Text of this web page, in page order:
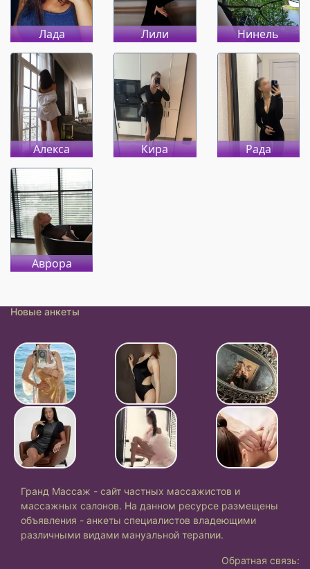
Лада Лили Нинель
Алекса Кира Рада
Аврора
Новые анкеты
Гранд Массаж - сайт частных массажистов и
массажных салонов. На данном ресурсе размещены
объявления - анкеты специалистов владеющими
различными видами мануальной терапии.
Обратная связь: